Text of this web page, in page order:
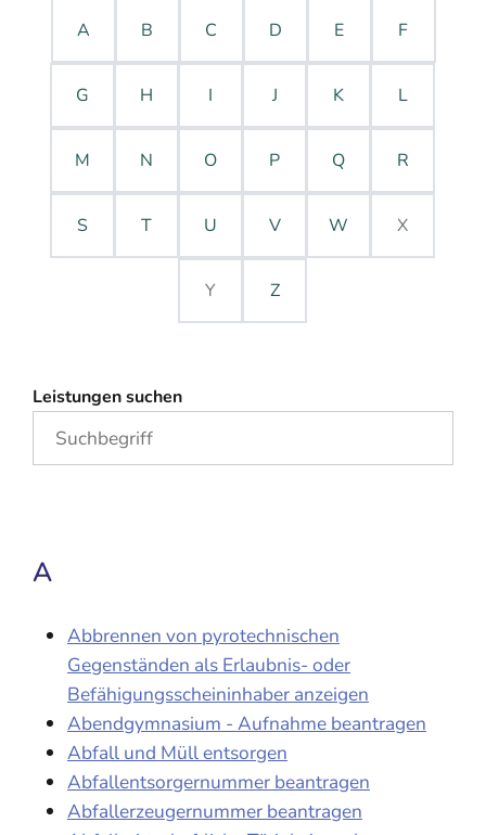
A B C D E F
G H I J K L
M N O P Q R
S T U V W X
Y Z
Leistungen suchen
A
Abbrennen von pyrotechnischen
Gegenständen als Erlaubnis- oder
Befähigungsscheininhaber anzeigen
Abendgymnasium - Aufnahme beantragen
Abfall und Müll entsorgen
Abfallentsorgernummer beantragen
Abfallerzeugernummer beantragen